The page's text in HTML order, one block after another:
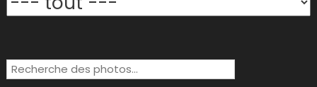
Rechercher: